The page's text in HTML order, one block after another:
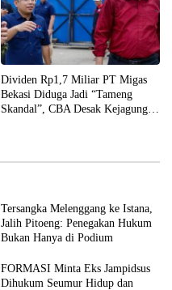
Dividen Rp1,7 Miliar PT Migas
Bekasi Diduga Jadi “Tameng
Skandal”, CBA Desak Kejagung
Tersangka Melenggang ke Istana,
Jalih Pitoeng: Penegakan Hukum
Bukan Hanya di Podium
FORMASI Minta Eks Jampidsus
Dihukum Seumur Hidup dan